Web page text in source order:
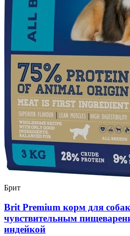
Брит
Brit Premium корм для собак
чувствительным
индейкой